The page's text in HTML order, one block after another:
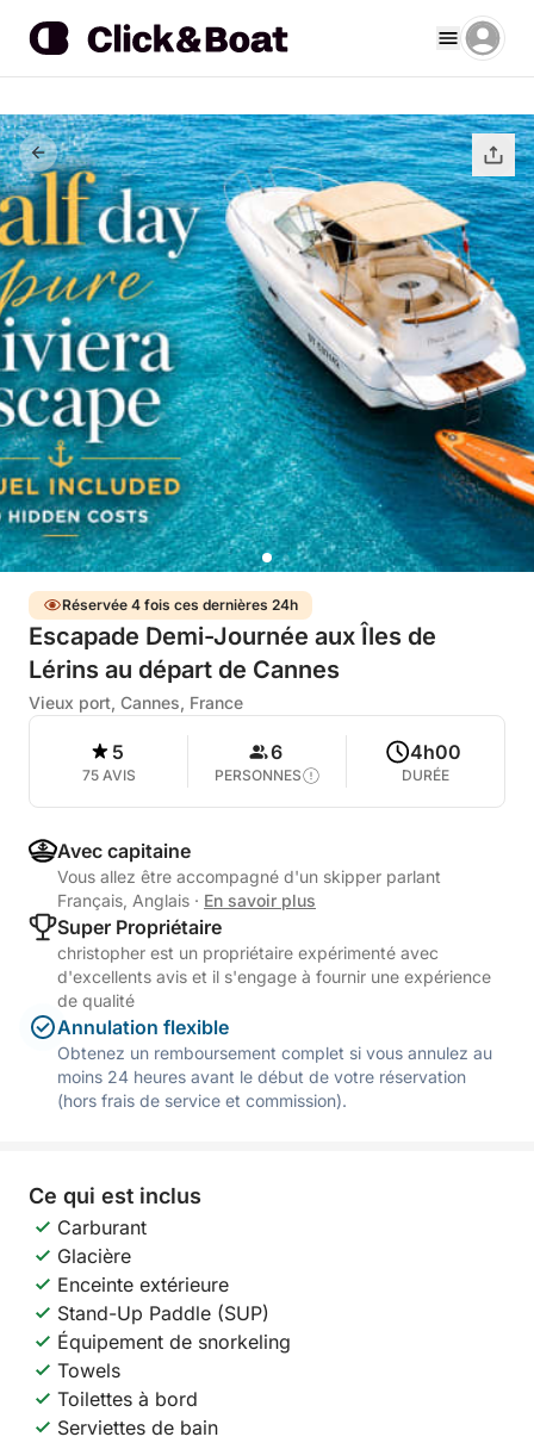
Réservée 4 fois ces dernières 24h
Escapade Demi-Journée aux Îles de
Lérins au départ de Cannes
Vieux port, Cannes, France
5
75 AVIS
6
PERSONNES
4h00
DURÉE
Avec capitaine
Vous allez être accompagné d'un skipper parlant
Français, Anglais · En savoir plus
Super Propriétaire
christopher est un propriétaire expérimenté avec
d'excellents avis et il s'engage à fournir une expérience
de qualité
Annulation flexible
Obtenez un remboursement complet si vous annulez au
moins 24 heures avant le début de votre réservation
(hors frais de service et commission).
Ce qui est inclus
Carburant
Glacière
Enceinte extérieure
Stand-Up Paddle (SUP)
Équipement de snorkeling
Towels
Toilettes à bord
Serviettes de bain